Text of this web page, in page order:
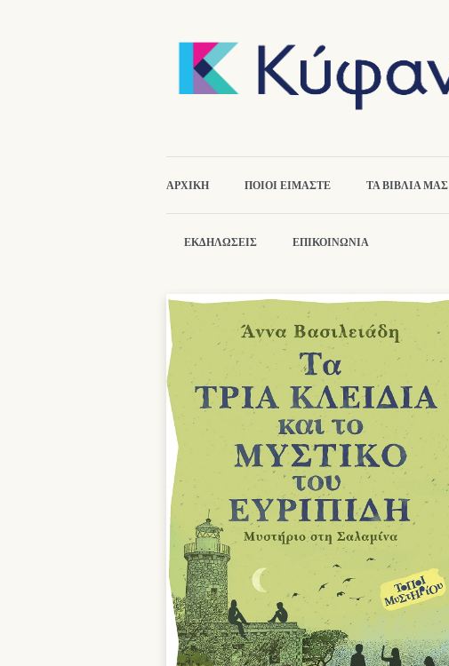
ΑΡΧΙΚΉ ΠΟΙΟΙ ΕΙΜΑΣΤΕ ΤΑ ΒΙΒΛΙΑ ΜΑΣ
ΕΚΔΗΛΏΣΕΙΣ ΕΠΙΚΟΙΝΩΝΙΑ